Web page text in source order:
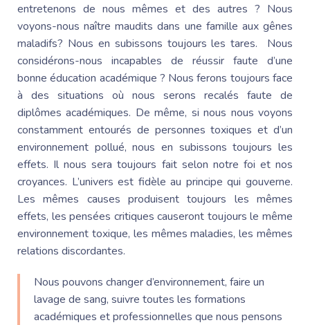
entretenons de nous mêmes et des autres ? Nous
voyons-nous naître maudits dans une famille aux gênes
maladifs? Nous en subissons toujours les tares. Nous
considérons-nous incapables de réussir faute d’une
bonne éducation académique ? Nous ferons toujours face
à des situations où nous serons recalés faute de
diplômes académiques. De même, si nous nous voyons
constamment entourés de personnes toxiques et d’un
environnement pollué, nous en subissons toujours les
effets. Il nous sera toujours fait selon notre foi et nos
croyances. L’univers est fidèle au principe qui gouverne.
Les mêmes causes produisent toujours les mêmes
effets, les pensées critiques causeront toujours le même
environnement toxique, les mêmes maladies, les mêmes
relations discordantes.
Nous pouvons changer d’environnement, faire un
lavage de sang, suivre toutes les formations
académiques et professionnelles que nous pensons